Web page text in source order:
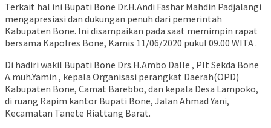
Terkait hal ini Bupati Bone Dr.H.Andi Fashar Mahdin Padjalangi
mengapresiasi dan dukungan penuh dari pemerintah
Kabupaten Bone. Ini disampaikan pada saat memimpin rapat
bersama Kapolres Bone, Kamis 11/06/2020 pukul 09.00 WITA .
Di hadiri wakil Bupati Bone Drs.H.Ambo Dalle , Plt Sekda Bone
A.muh.Yamin , kepala Organisasi perangkat Daerah(OPD)
Kabupaten Bone, Camat Barebbo, dan kepala Desa Lampoko,
di ruang Rapim kantor Bupati Bone, Jalan Ahmad Yani,
Kecamatan Tanete Riattang Barat.